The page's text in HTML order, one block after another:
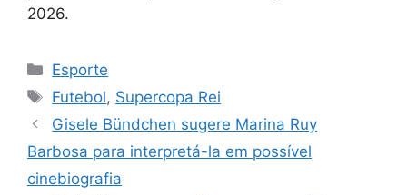
2026.
Categorias
Esporte
Tags
Futebol, Supercopa Rei
Gisele Bündchen sugere Marina Ruy
Barbosa para interpretá-la em possível
cinebiografia